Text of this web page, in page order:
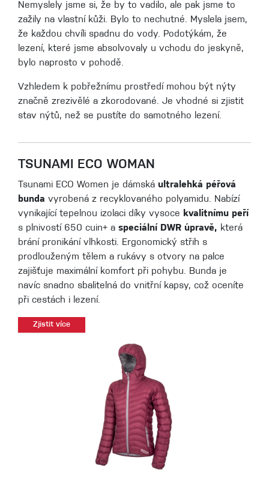
Nemyslely jsme si, že by to vadilo, ale pak jsme to
zažily na vlastní kůži. Bylo to nechutné. Myslela jsem,
že každou chvíli spadnu do vody. Podotýkám, že
lezení, které jsme absolvovaly u vchodu do jeskyně,
bylo naprosto v pohodě.
Vzhledem k pobřežnímu prostředí mohou být nýty
značně zrezivělé a zkorodované. Je vhodné si zjistit
stav nýtů, než se pustíte do samotného lezení.
TSUNAMI ECO WOMAN
Tsunami ECO Women je dámská ultralehká péřová
bunda vyrobená z recyklovaného polyamidu. Nabízí
vynikající tepelnou izolaci díky vysoce kvalitnímu peří
s plnivostí 650 cuin+ a speciální DWR úpravě, která
brání pronikání vlhkosti. Ergonomický střih s
prodlouženým tělem a rukávy s otvory na palce
zajišťuje maximální komfort při pohybu. Bunda je
navíc snadno sbalitelná do vnitřní kapsy, což oceníte
při cestách i lezení.
Zjistit více